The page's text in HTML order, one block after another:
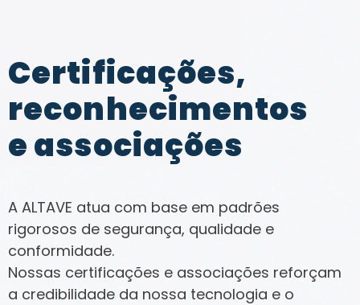
Certificações,
reconhecimentos
e associações
A ALTAVE atua com base em padrões
rigorosos de segurança, qualidade e
conformidade.
Nossas certificações e associações reforçam
a credibilidade da nossa tecnologia e o